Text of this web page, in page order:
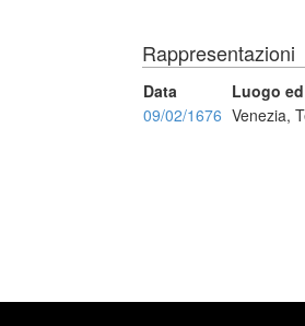
Rappresentazioni
Data Luogo
09/02/1676 Venezia,